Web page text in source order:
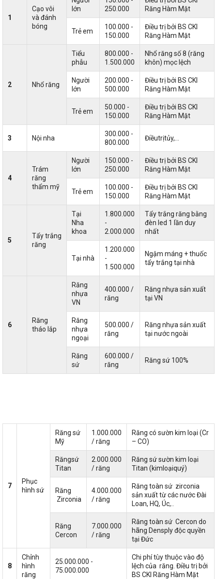
1
Cạo vôi
và đánh
bóng
lớn
250.000
Răng Hàm Mặt
Trẻ em
100.000 -
150.000
Điều trị bởi BS CKI
Răng Hàm Mặt
2 Nhổ răng
Tiểu
phẫu
800.000 -
1.500.000
Nhổ răng số 8 (răng
khôn) mọc lệch
Người
lớn
200.000 -
500.000
Điều trị bởi BS CKI
Răng Hàm Mặt
Trẻ em
50.000 -
150.000
Điều trị bởi BS CKI
Răng Hàm Mặt
3 Nội nha
300.000 -
800.000
Điềutrịtủy,…
4
Trám
răng
thẩm mỹ
Người
lớn
150.000 -
250.000
Điều trị bởi BS CKI
Răng Hàm Mặt
Trẻ em
100.000 -
150.000
Điều trị bởi BS CKI
Răng Hàm Mặt
5
Tẩy trắng
răng
Tại
Nha
khoa
1.800.000
-
2.000.000
Tẩy trắng răng bằng
đèn led 1 lần duy
nhất
Tại nhà
1.200.000
-
1.500.000
Ngậm máng + thuốc
tẩy trắng tại nhà
6
Răng
tháo lắp
Răng
nhựa
VN
400.000 /
răng
Răng nhựa sản xuất
tại VN
Răng
nhựa
ngoại
500.000 /
răng
Răng nhựa sản xuất
tại nước ngoài
Răng
sứ
600.000 /
răng
Răng sứ 100%
7
Phục
hình sứ
Răng sứ
Mỹ
1.000.000
/ răng
Răng có sườn kim loại (Cr
– CO)
Răngsứ
Titan
2.000.000
/ răng
Răng sứ sườn kim loại
Titan (kimloạiquý)
Răng
Zirconia
4.000.000
/ răng
Răng toàn sứ zirconia
sản xuất từ các nước Đài
Loan, HQ, Úc,..
Răng
Cercon
7.000.000
/ răng
Răng toàn sứ Cercon do
hãng Densply độc quyền
tại Đức
8
Chỉnh
hình
răng
25.000.000 -
75.000.000
Chi phí tùy thuộc vào độ
lệch của răng. Điều trị bởi
BS CKI Răng Hàm Mặt